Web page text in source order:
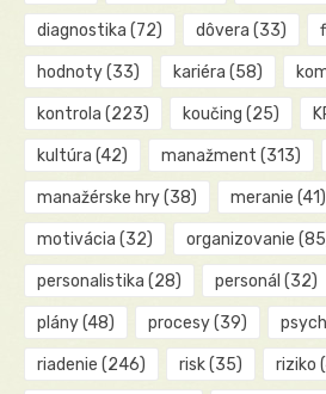
diagnostika (72) dôvera (33)
hodnoty(33) kariéra (58)
kontrola (223) koučing (25)
kultúra (42) manažment (313)
manažérske hry(38) meranie (41)
motivácia (32) organizovanie
personalistika (28) personál (32)
plány(48) procesy(39)
riadenie (246) risk(35) riziko